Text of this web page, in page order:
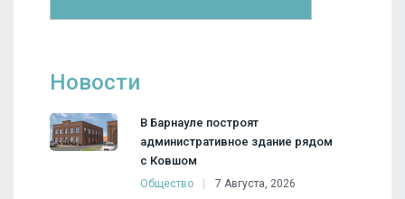
Новости
В Барнауле построят
административное здание рядом
с Ковшом
Общество 7 Августа, 2026